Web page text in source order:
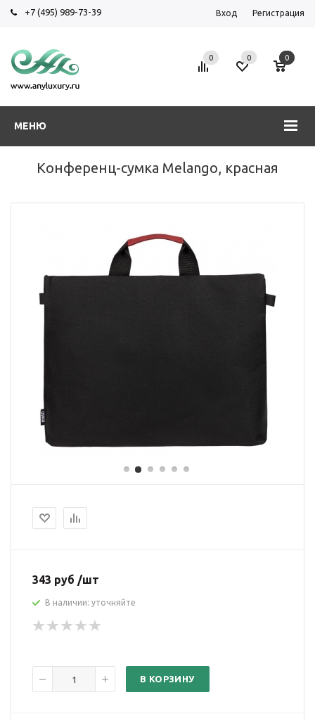
+7 (495) 989-73-39 Вход Регистрация
МЕНЮ
0 0 0
Конференц-сумка Melango, красная
343 руб /шт
В наличии: уточняйте
В КОРЗИНУ